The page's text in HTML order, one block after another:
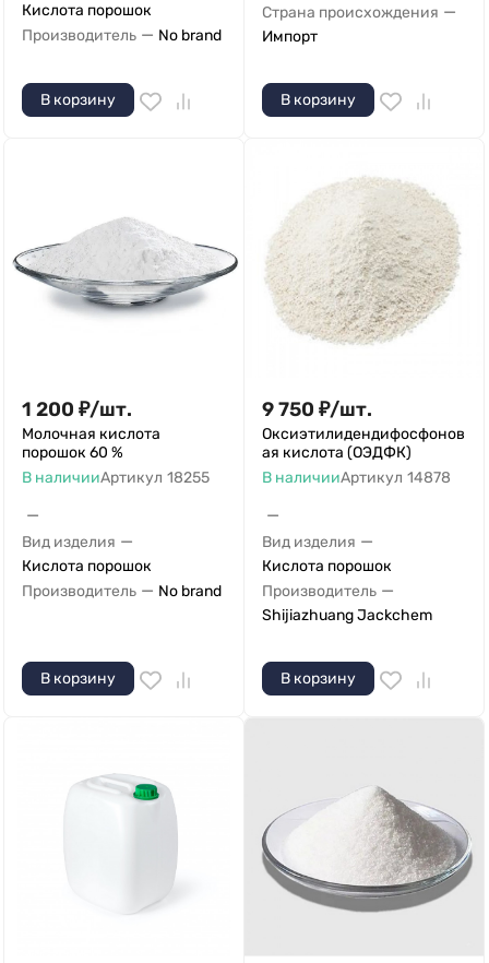
Кислота порошок
Производитель — No brand
В корзину
Страна происхождения —
Импорт
В корзину
1 200 ₽/шт.
Молочная кислота
порошок 60 %
В наличииАртикул 18255
—
Вид изделия —
Кислота порошок
Производитель — No brand
В корзину
9 750 ₽/шт.
Оксиэтилидендифосфонов
ая кислота (ОЭДФК)
В наличииАртикул 14878
—
Вид изделия —
Кислота порошок
Производитель —
Shijiazhuang Jackchem
В корзину